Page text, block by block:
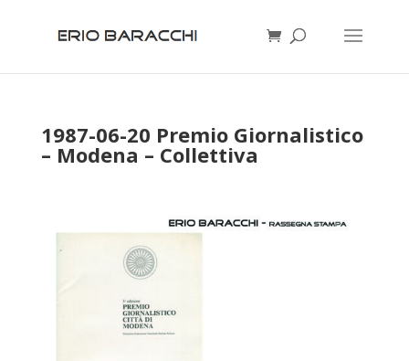
1987-06-20 Premio Giornalistico
– Modena – Collettiva